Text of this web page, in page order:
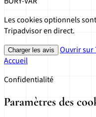
Les cookies optionnels
Tripadvisor en direct.
Charger les avis
Ouvrir sur
Accueil
Confidentialité
Paramètres des